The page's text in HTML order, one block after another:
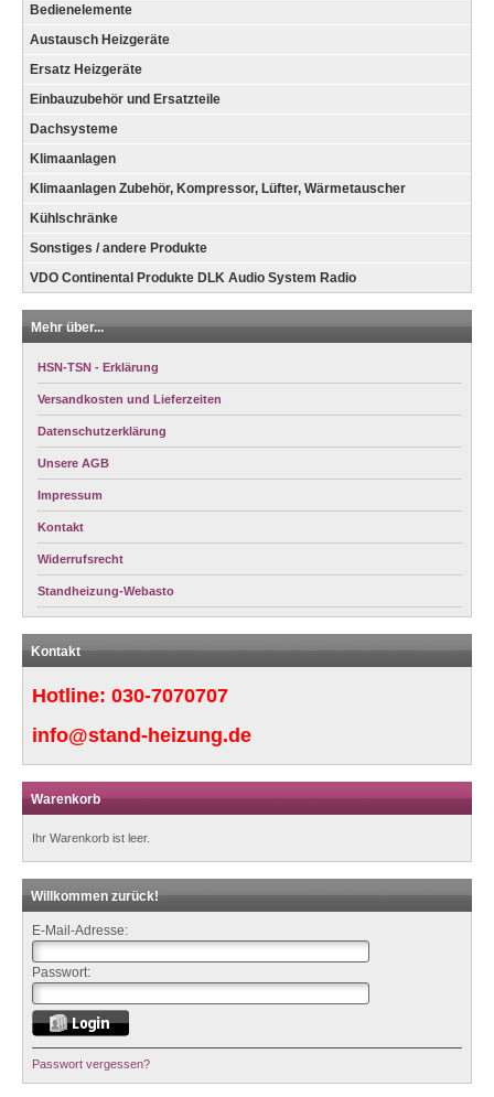
Bedienelemente
Austausch Heizgeräte
Ersatz Heizgeräte
Einbauzubehör und Ersatzteile
Dachsysteme
Klimaanlagen
Klimaanlagen Zubehör, Kompressor, Lüfter, Wärmetauscher
Kühlschränke
Sonstiges / andere Produkte
VDO Continental Produkte DLK Audio System Radio
Mehr über...
HSN-TSN - Erklärung
Versandkosten und Lieferzeiten
Datenschutzerklärung
Unsere AGB
Impressum
Kontakt
Widerrufsrecht
Standheizung-Webasto
Kontakt
Hotline: 030-7070707
info@stand-heizung.de
Warenkorb
Ihr Warenkorb ist leer.
Willkommen zurück!
E-Mail-Adresse:
Passwort:
Passwort vergessen?